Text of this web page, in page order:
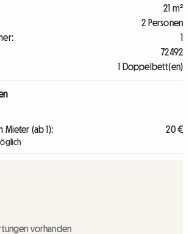
21 m²
2 Personen
1
72492
1 Doppelbett(en)
Mieter (ab 1):
20 €
vorhanden